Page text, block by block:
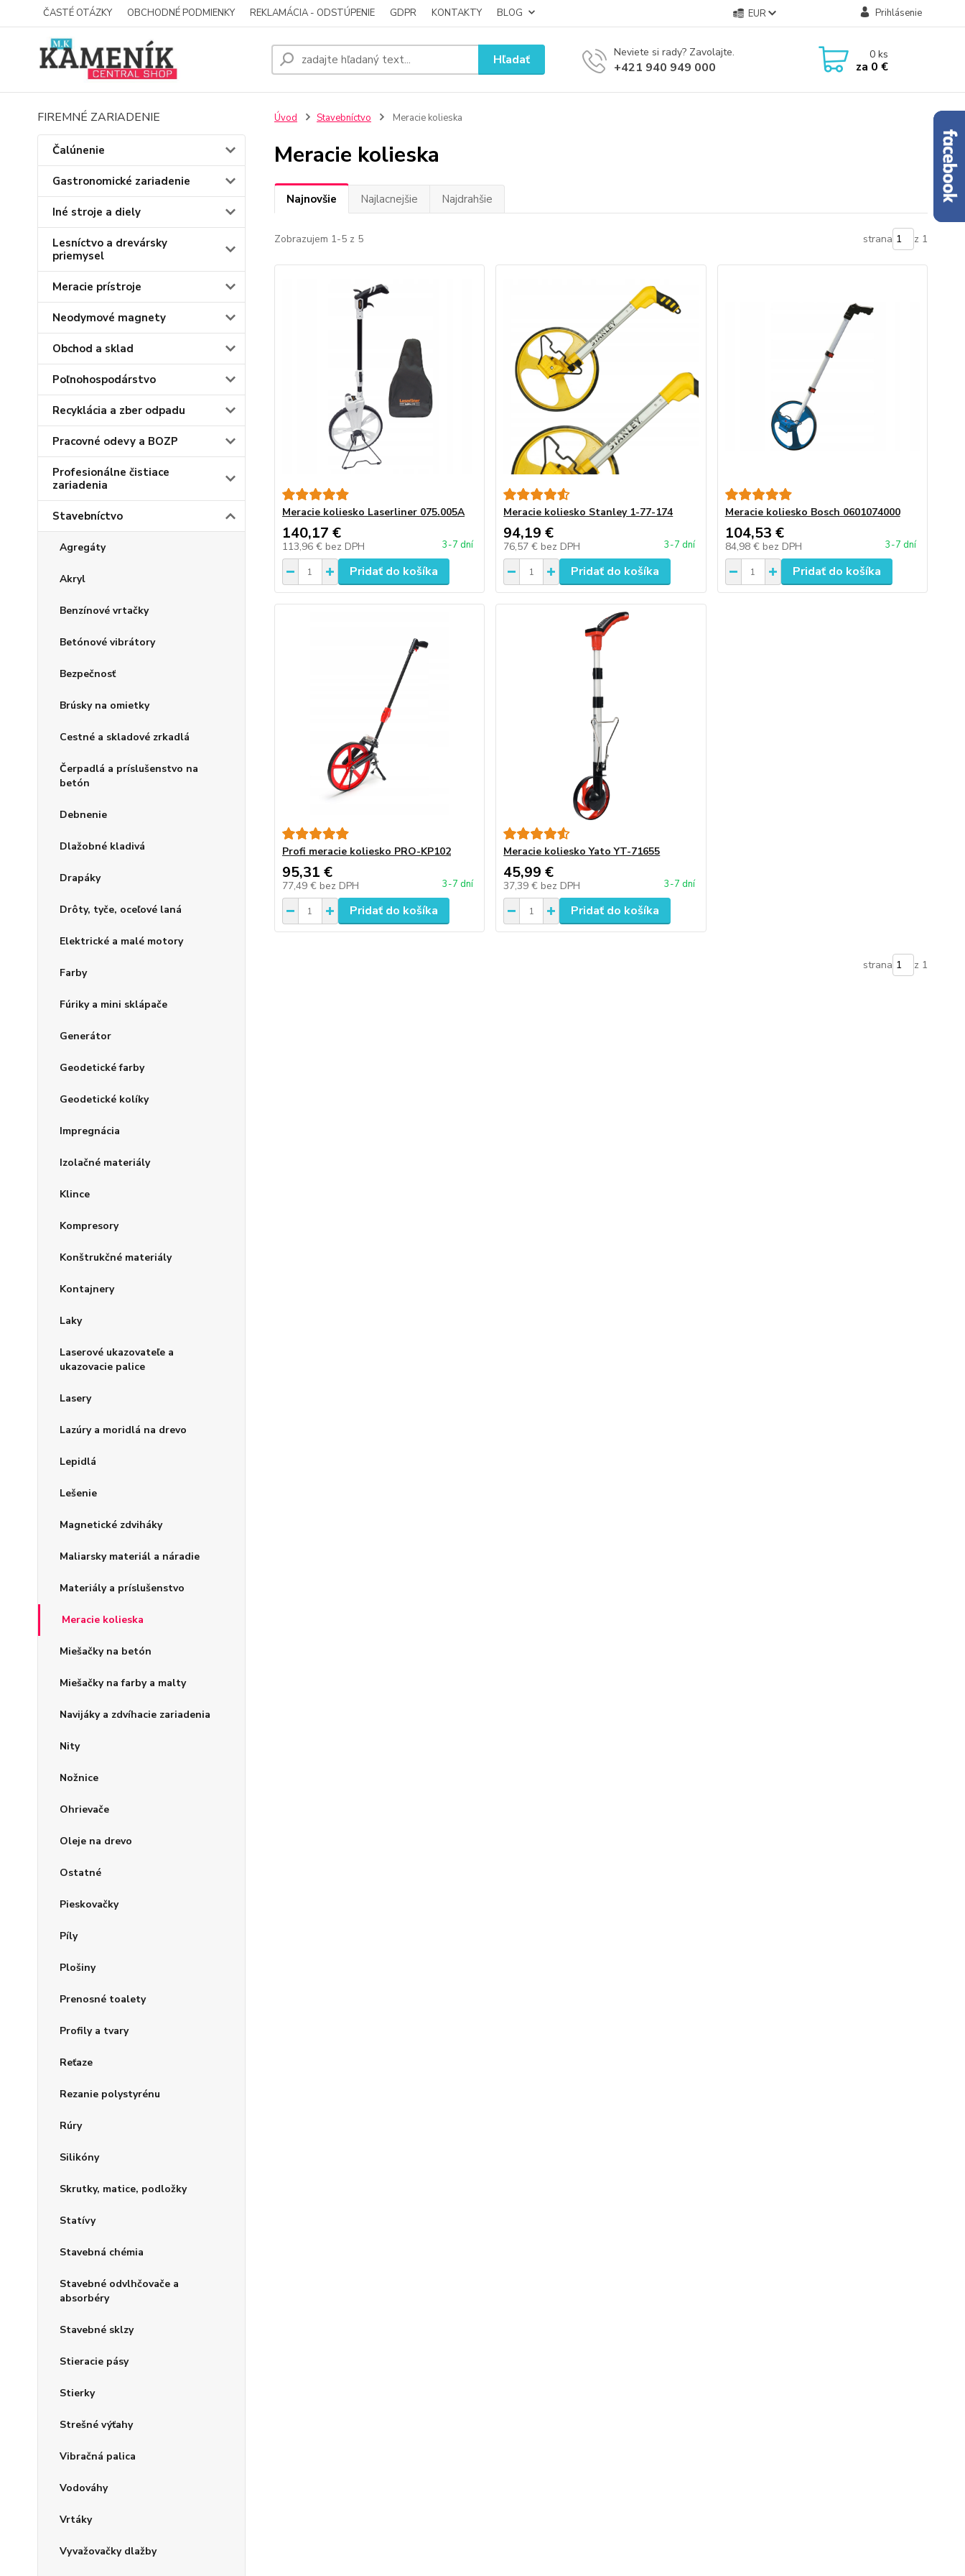
ČASTÉ OTÁZKY OBCHODNÉ PODMIENKY REKLAMÁCIA - ODSTÚPENIE GDPR KONTAKTY BLOG EUR Prihlásenie
Hľadať Neviete si rady? Zavolajte.
+421 940 949 000
0ks
za 0 €
FIREMNÉ ZARIADENIE
Čalúnenie
Gastronomické zariadenie
Iné stroje a diely
Lesníctvo a drevársky
priemysel
Meracie prístroje
Neodymové magnety
Obchod a sklad
Poľnohospodárstvo
Recyklácia a zber odpadu
Pracovné odevy a BOZP
Profesionálne čistiace
zariadenia
Stavebníctvo
Agregáty
Akryl
Benzínové vrtačky
Betónové vibrátory
Bezpečnosť
Brúsky na omietky
Cestné a skladové zrkadlá
Čerpadlá a príslušenstvo na
betón
Debnenie
Dlažobné kladivá
Drapáky
Drôty, tyče, oceľové laná
Elektrické a malé motory
Farby
Fúriky a mini sklápače
Generátor
Geodetické farby
Geodetické kolíky
Impregnácia
Izolačné materiály
Klince
Kompresory
Konštrukčné materiály
Kontajnery
Laky
Laserové ukazovateľe a
ukazovacie palice
Lasery
Lazúry a moridlá na drevo
Lepidlá
Lešenie
Magnetické zdviháky
Maliarsky materiál a náradie
Materiály a príslušenstvo
Meracie kolieska
Miešačky na betón
Miešačky na farby a malty
Navijáky a zdvíhacie zariadenia
Nity
Nožnice
Ohrievače
Oleje na drevo
Ostatné
Pieskovačky
Píly
Plošiny
Prenosné toalety
Profily a tvary
Reťaze
Rezanie polystyrénu
Rúry
Silikóny
Skrutky, matice, podložky
Statívy
Stavebná chémia
Stavebné odvlhčovače a
absorbéry
Stavebné sklzy
Stieracie pásy
Stierky
Strešné výťahy
Vibračná palica
Vodováhy
Vrtáky
Vyvažovačky dlažby
Úvod Stavebníctvo Meracie kolieska
Meracie kolieska
Najnovšie Najlacnejšie Najdrahšie
Zobrazujem 1-5 z 5 strana z 1
Meracie koliesko Laserliner 075.005A
140,17 €
113,96 € bez DPH 3-7 dní
Pridať do košíka
Meracie koliesko Stanley 1-77-174
94,19 €
76,57 € bez DPH 3-7 dní
Pridať do košíka
Meracie koliesko Bosch 0601074000
104,53 €
84,98 € bez DPH 3-7 dní
Pridať do košíka
Profi meracie koliesko PRO-KP102
95,31 €
77,49 € bez DPH 3-7 dní
Pridať do košíka
Meracie koliesko Yato YT-71655
45,99 €
37,39 € bez DPH 3-7 dní
Pridať do košíka
strana z 1